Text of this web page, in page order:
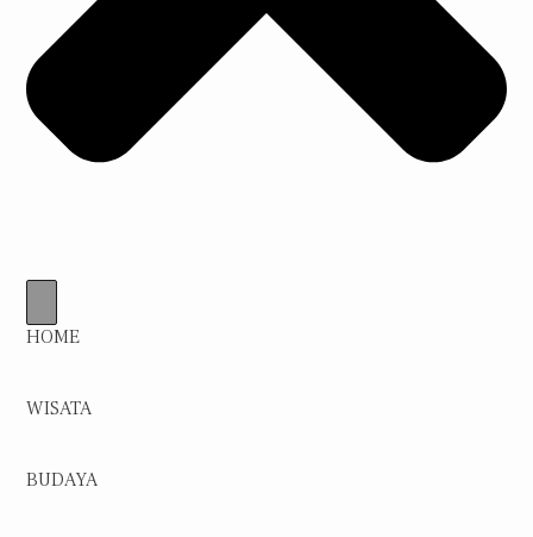
HOME
WISATA
BUDAYA